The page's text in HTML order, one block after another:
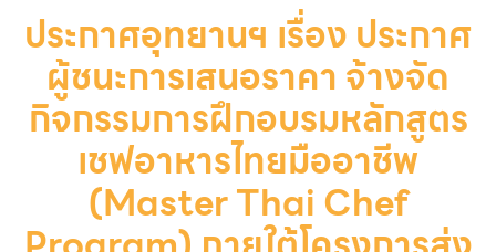
ประกาศอุทยานฯ เรื่อง ประกาศ
ผู้ชนะการเสนอราคา จ้างจัด
กิจกรรมการฝึกอบรมหลักสูตร
เชฟอาหารไทยมืออาชีพ
(Master Thai Chef